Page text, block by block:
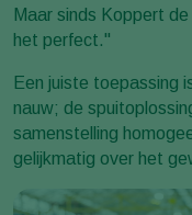
Maar sinds Koppert
het perfect."
Een juiste toepassing
nauw; de
samenstelling
gelijkmatig over het